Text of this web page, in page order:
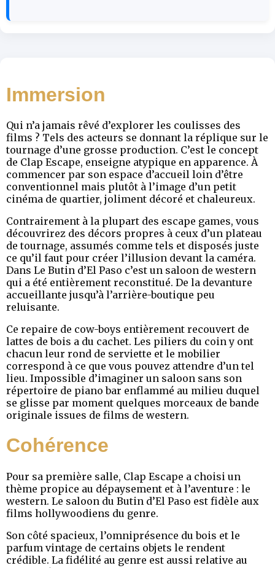
Immersion
Qui n’a jamais rêvé d’explorer les coulisses des
films ? Tels des acteurs se donnant la réplique sur le
tournage d’une grosse production. C’est le concept
de Clap Escape, enseigne atypique en apparence. À
commencer par son espace d’accueil loin d’être
conventionnel mais plutôt à l’image d’un petit
cinéma de quartier, joliment décoré et chaleureux.
Contrairement à la plupart des escape games, vous
découvrirez des décors propres à ceux d’un plateau
de tournage, assumés comme tels et disposés juste
ce qu’il faut pour créer l’illusion devant la caméra.
Dans Le Butin d’El Paso c’est un saloon de western
qui a été entièrement reconstitué. De la devanture
accueillante jusqu’à l’arrière-boutique peu
reluisante.
Ce repaire de cow-boys entièrement recouvert de
lattes de bois a du cachet. Les piliers du coin y ont
chacun leur rond de serviette et le mobilier
correspond à ce que vous pouvez attendre d’un tel
lieu. Impossible d’imaginer un saloon sans son
répertoire de piano bar enflammé au milieu duquel
se glisse par moment quelques morceaux de bande
originale issues de films de western.
Cohérence
Pour sa première salle, Clap Escape a choisi un
thème propice au dépaysement et à l’aventure : le
western. Le saloon du Butin d’El Paso est fidèle aux
films hollywoodiens du genre.
Son côté spacieux, l’omniprésence du bois et le
parfum vintage de certains objets le rendent
crédible. La fidélité au genre est aussi relative au